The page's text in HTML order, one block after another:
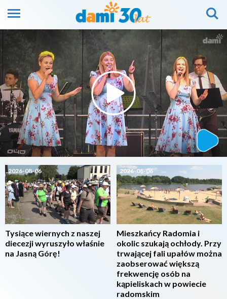
2026-08-06
Tysiące wiernych z naszej
diecezji wyruszyło właśnie
na Jasną Górę!
2026-08-06
Mieszkańcy Radomia i
okolic szukają ochłody. Przy
trwającej fali upałów można
zaobserować większą
frekwencję osób na
kąpieliskach w powiecie
radomskim